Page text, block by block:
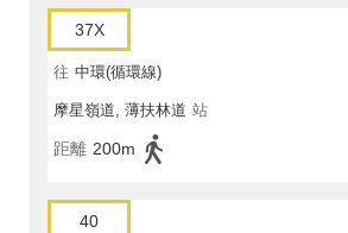
37X
往 中環(循環線)
摩星嶺道, 薄扶林道 站
距離 200m
40